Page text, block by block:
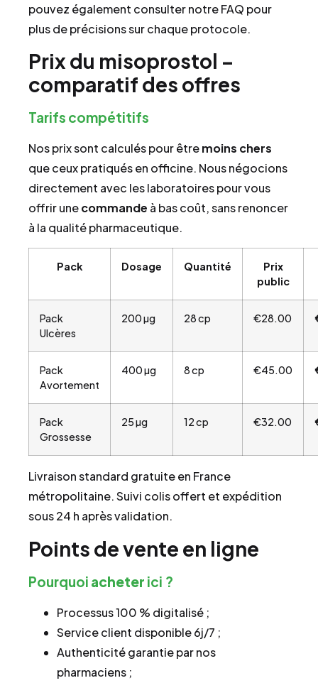
pouvez également consulter notre FAQ pour
plus de précisions sur chaque protocole.
Prix du misoprostol –
comparatif des offres
Tarifs compétitifs
Nos prix sont calculés pour êtremoins chers
que ceux pratiqués en officine. Nous négocions
directement avec les laboratoires pour vous
offrir unecommande à bas coût, sans renoncer
à la qualité pharmaceutique.
Pack Dosage Quantité
Prix
public
Pack
Ulcères
200 µg 28 cp €28.00
Pack
Avortement
400 µg 8 cp €45.00
Pack
Grossesse
25 µg 12 cp €32.00
Livraison standard gratuite en France
métropolitaine. Suivi colis offert et expédition
sous 24 h après validation.
Points de vente en ligne
Pourquoi acheter ici ?
Processus 100 % digitalisé ;
Service client disponible 6j/7 ;
Authenticité garantie par nos
pharmaciens ;